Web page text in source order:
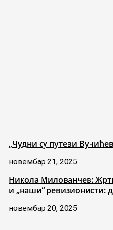
„Чудни су путеви
новембар 21, 2025
Никола Милованчев:
и „наши“ ревизионисти:
новембар 20, 2025